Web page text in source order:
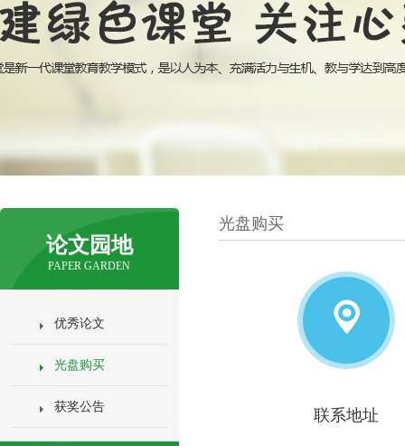
论文园地
PAPER GARDEN
优秀论文
光盘购买
获奖公告
光盘购买
联系地址